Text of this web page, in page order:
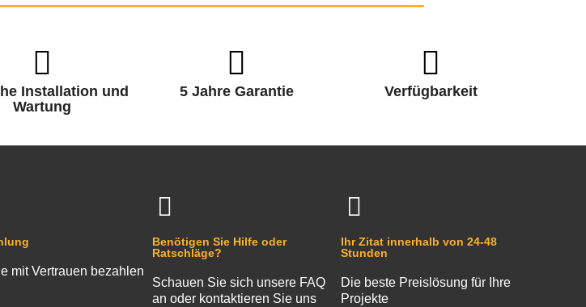
Installation und
Wartung
5 Jahre Garantie Verfügbarkeit
mit Vertrauen bezahlen
Benötigen Sie Hilfe oder
Ratschläge?
Schauen Sie sich unsere FAQ
an oder kontaktieren Sie uns
Ihr Zitat innerhalb von 24-48
Stunden
Die beste Preislösung für Ihre
Projekte